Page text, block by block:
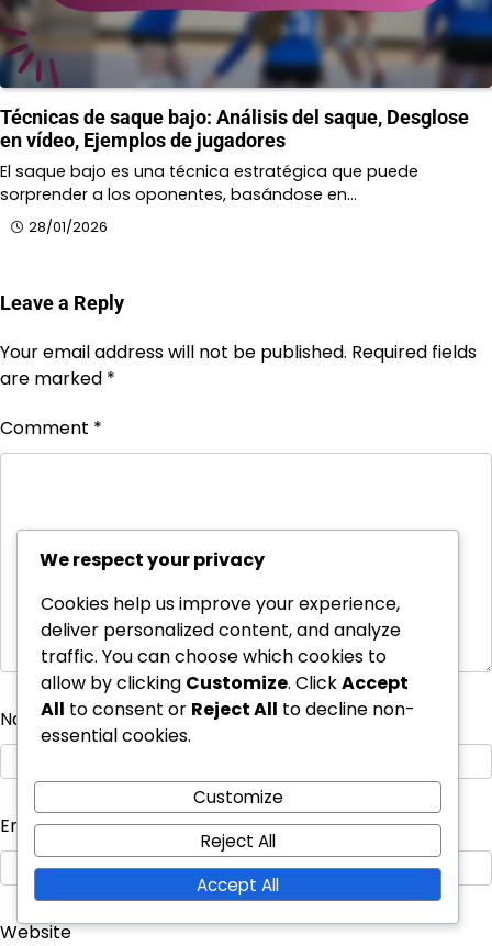
Técnicas de saque bajo: Análisis del saque, Desglose
en vídeo, Ejemplos de jugadores
El saque bajo es una técnica estratégica que puede
sorprender a los oponentes, basándose en…
28/01/2026
Leave a Reply
Your email address will not be published. Required fields
are marked *
Comment *
Name*
Email*
Website
We respect your privacy
Cookies help us improve your experience,
deliver personalized content, and analyze
traffic. You can choose which cookies to
allow by clicking Customize. ClickAccept
All to consent or Reject All to decline non-
essential cookies.
Customize
Reject All
Accept All